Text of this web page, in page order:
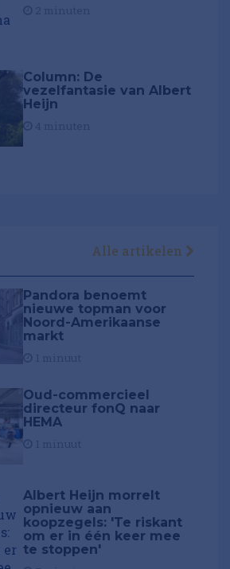
Column: De
vezelfantasie van Albert
Heijn
Alle artikelen
Pandora benoemt
nieuwe topman voor
Noord-Amerikaanse
markt
Oud-commercieel
directeur fonQ naar
HEMA
Albert Heijn morrelt
opnieuw aan
koopzegels: 'Te riskant
om er in één keer mee
te stoppen'